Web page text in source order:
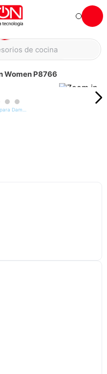
de cocina
Women P8766